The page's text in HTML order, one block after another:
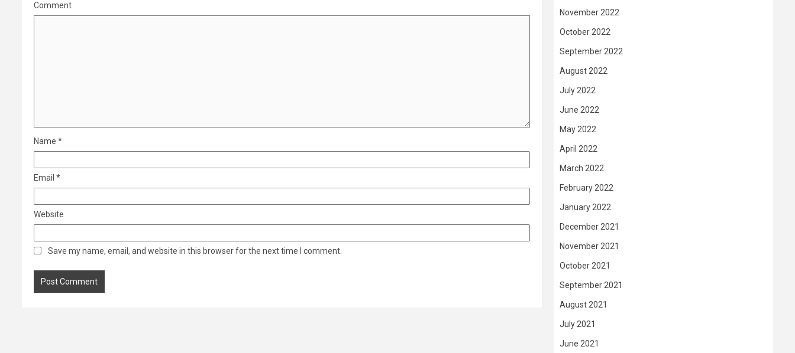
Comment
Name *
Email *
Website
Save my name, email, and website in this browser for the next time I comment.
November 2022
October 2022
September 2022
August 2022
July 2022
June 2022
May 2022
April 2022
March 2022
February 2022
January 2022
December 2021
November 2021
October 2021
September 2021
August 2021
July 2021
June 2021